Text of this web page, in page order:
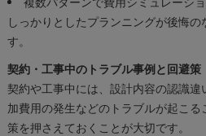
複数パターンで費用シミュレーシ
しっかりとしたプランニングが後悔
す。
契約・工事中のトラブル事例と回避策
契約や工事中には、設計内容の認識
加費用の発生などのトラブルが起こ
策を押さえておくことが大切です。